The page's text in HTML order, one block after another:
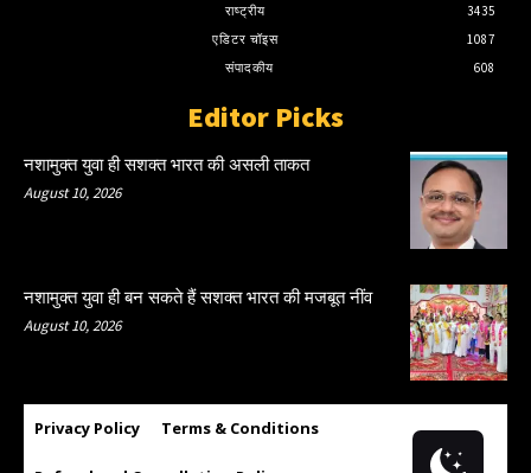
राष्ट्रीय
3435
एडिटर चॉइस
1087
संपादकीय
608
Editor Picks
नशामुक्त युवा ही सशक्त भारत की असली ताकत
August 10, 2026
नशामुक्त युवा ही बन सकते हैं सशक्त भारत की मजबूत नींव
August 10, 2026
Privacy Policy Terms & Conditions